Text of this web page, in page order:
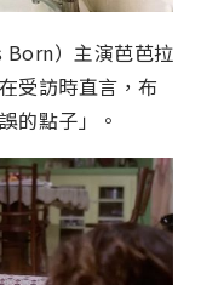
Born）主演芭芭拉
受訪時直言，布
的點子」。